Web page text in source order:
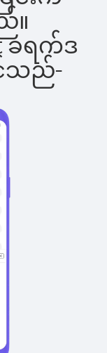
။
ခရက်ဒ
င်သည်-